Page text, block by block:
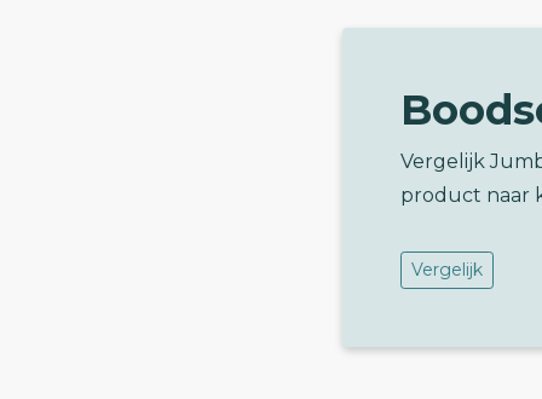
Vergelijk
product naar
Vergelijk